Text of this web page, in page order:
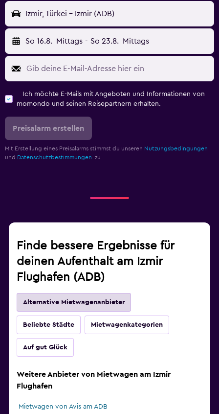
Izmir, Türkei - Izmir (ADB)
So 16.8. Mittags - So 23.8. Mittags
Ich möchte E-Mails mit Angeboten und Informationen von
momondo und seinen Reisepartnern erhalten.
Preisalarm erstellen
Mit Erstellung eines Preisalarms stimmst du unseren Nutzungsbedingungen
und Datenschutzbestimmungen. zu
Finde bessere Ergebnisse für
deinen Aufenthalt am Izmir
Flughafen (ADB)
Alternative Mietwagenanbieter
Beliebte Städte Mietwagenkategorien
Auf gut Glück
Weitere Anbieter von Mietwagen am Izmir
Flughafen
Mietwagen von Avis am ADB